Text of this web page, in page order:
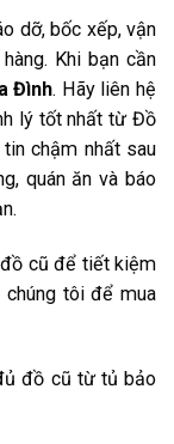
dỡ, bốc xếp, vận
Khi bạn cần
Đình. Hãy liên hệ
lý tốt nhất từ Đồ
chậm nhất sau
quán ăn và báo
đồ cũ để tiết kiệm
chúng tôi để mua
đồ cũ từ tủ bảo